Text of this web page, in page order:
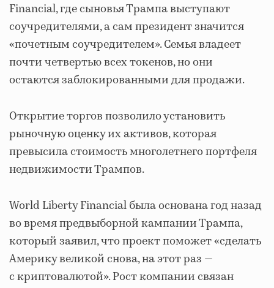
Financial, где сыновья Трампа выступают
соучредителями, а сам президент значится
«почетным соучредителем». Семья владеет
почти четвертью всех токенов, но они
остаются заблокированными для продажи.
Открытие торгов позволило установить
рыночную оценку их активов, которая
превысила стоимость многолетнего портфеля
недвижимости Трампов.
World Liberty Financial была основана год назад
во время предвыборной кампании Трампа,
который заявил, что проект поможет «сделать
Америку великой снова, на этот раз —
с криптовалютой». Рост компании связан